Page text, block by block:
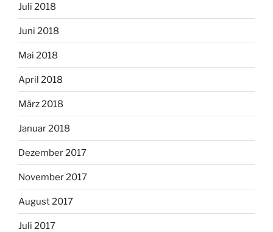
Juli 2018
Juni 2018
Mai 2018
April 2018
März 2018
Januar 2018
Dezember 2017
November 2017
August 2017
Juli 2017